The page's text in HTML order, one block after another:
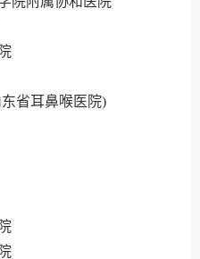
省耳鼻喉医院)